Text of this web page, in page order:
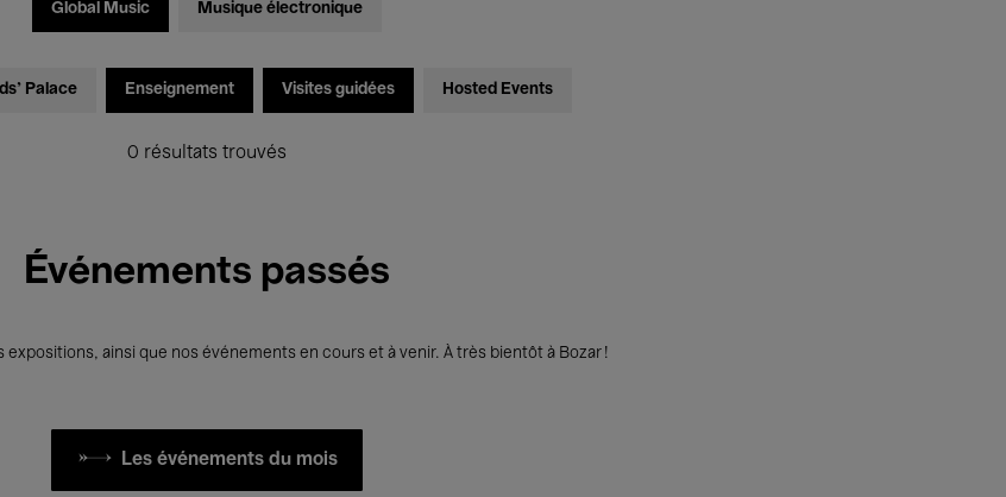
Global Music Musique électronique
Palace Enseignement Visites guidées Hosted Events
0 résultats trouvés
Événements passés
ainsi que nos événements en cours et à venir. À très bientôt à Bozar !
Les événements du mois